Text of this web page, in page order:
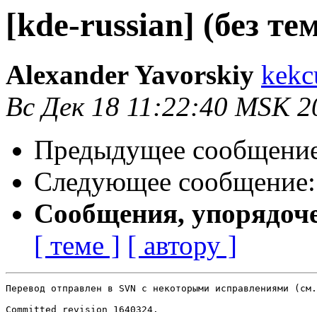
[kde-russian] (без
Alexander Yavorskiy
Вс Дек 18 11:22:40 MSK
Предыдущее
Следующее
Сообщения,
[ теме ] [ автору ]
Перевод отправлен в SVN с некоторыми исправлениями
Committed revision 1640324.